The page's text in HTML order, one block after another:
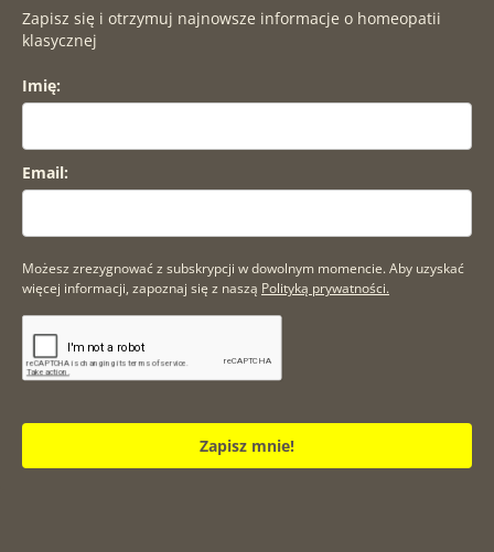
Zapisz się i otrzymuj najnowsze informacje o homeopatii
klasycznej
Imię:
Email:
Możesz zrezygnować z subskrypcji w dowolnym momencie. Aby uzyskać
więcej informacji, zapoznaj się z naszą Polityką prywatności.
Zapisz mnie!